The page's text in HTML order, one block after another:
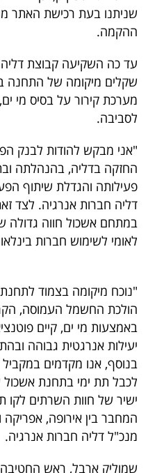
שניתנו בעת רכישת האתר
ההקמה.
שקלים מיקומה של התחנה
מערכת קירור על בסיס מי ים,
לסביבה.
"אני מבקש להודות לבנק
החזקה בדליה, בהנהלתה
פעילותה והגדלת שיתוף
דליה חברות אנרגיה. לצד
במתחם אשכול חווה
לאומי לשימוש חברות
"נוכח מיקומה בצמוד
הולכת החשמל העמוסה,
באמצעות מי ים, קיים
יעילות אנרגטית גבוהה
בנוסף, אנו מקדמים
לכבל תת ימי בתחנת
ישיר של חוות השרתים לקו
המחבר בין אירופה, אפריקה
מנכ"ל דליה חברות אנרגיה.
שמוליק ארבל, ראש